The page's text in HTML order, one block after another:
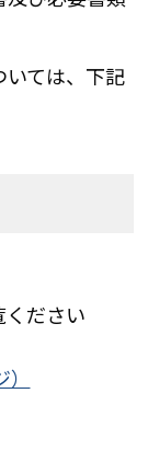
ては、下記
ださい